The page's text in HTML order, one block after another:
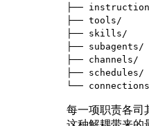
├──
├── tools/
├── skills/
├──
├──
├──
└──
每一项职责各司